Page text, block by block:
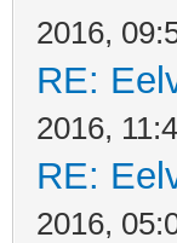
2016,
RE:
2016,
RE:
2016,